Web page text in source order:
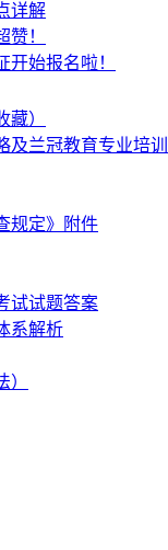
详解
！
始报名啦！
）
兰冠教育专业培训
规定》附件
试试题答案
系解析